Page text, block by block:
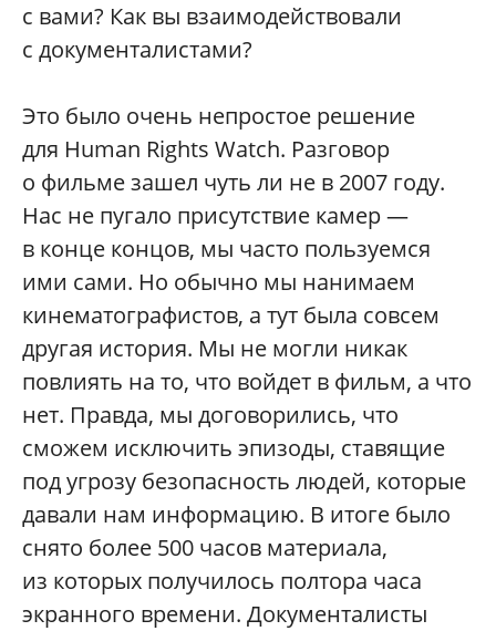
с вами? Как вы взаимодействовали
с документалистами?
Это было очень непростое решение
для Human Rights Watch. Разговор
о фильме зашел чуть ли не в 2007 году.
Нас не пугало присутствие камер —
в конце концов, мы часто пользуемся
ими сами. Но обычно мы нанимаем
кинематографистов, а тут была совсем
другая история. Мы не могли никак
повлиять на то, что войдет в фильм, а что
нет. Правда, мы договорились, что
сможем исключить эпизоды, ставящие
под угрозу безопасность людей, которые
давали нам информацию. В итоге было
снято более 500 часов материала,
из которых получилось полтора часа
экранного времени. Документалисты